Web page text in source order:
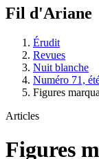
Fil d'Ariane
Érudit
Revues
Nuit blanche
Numéro 71,
Figures
Articles
Figures